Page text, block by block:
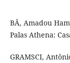
BÂ, Amadou
Palas Athena:
GRAMSCI,